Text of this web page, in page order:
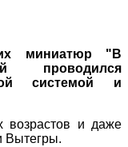
миниатюр "В
проводился
системой и
возрастов и даже
Вытегры.